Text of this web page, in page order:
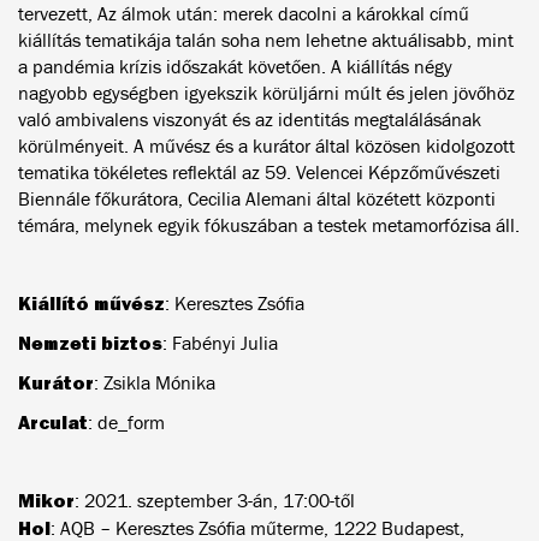
tervezett, Az álmok után: merek dacolni a károkkal című
kiállítás tematikája talán soha nem lehetne aktuálisabb, mint
a pandémia krízis időszakát követően. A kiállítás négy
nagyobb egységben igyekszik körüljárni múlt és jelen jövőhöz
való ambivalens viszonyát és az identitás megtalálásának
körülményeit. A művész és a kurátor által közösen kidolgozott
tematika tökéletes reflektál az 59. Velencei Képzőművészeti
Biennále főkurátora, Cecilia Alemani által közétett központi
témára, melynek egyik fókuszában a testek metamorfózisa áll.
Kiállító művész: Keresztes Zsófia
Nemzeti biztos: Fabényi Julia
Kurátor: Zsikla Mónika
Arculat: de_form
Mikor: 2021. szeptember 3-án, 17:00-től
Hol: AQB – Keresztes Zsófia műterme, 1222 Budapest,